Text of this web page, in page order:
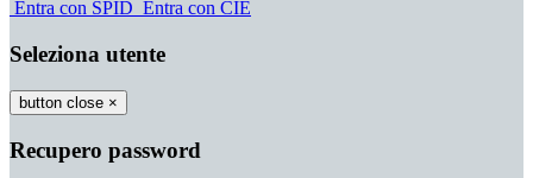
Entra con SPID Entra con CIE
Seleziona utente
button close ×
Recupero password